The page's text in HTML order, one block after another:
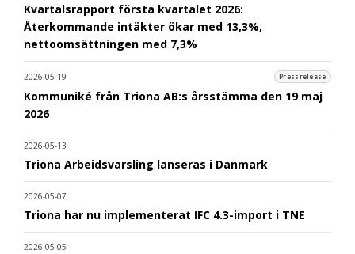
Kvartalsrapport första kvartalet 2026:
Återkommande intäkter ökar med 13,3%,
nettoomsättningen med 7,3%
2026-05-19 Pressrelease
Kommuniké från Triona AB:s årsstämma den 19 maj
2026
2026-05-13
Triona Arbeidsvarsling lanseras i Danmark
2026-05-07
Triona har nu implementerat IFC 4.3-import i TNE
2026-05-05